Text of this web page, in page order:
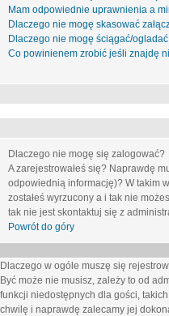
Mam odpowiednie uprawnienia a
Dlaczego nie mogę skasować
Dlaczego nie mogę ściągać/
Co powinienem zrobić jeśli znajdę
Dlaczego nie mogę się zalogować?
A zarejestrowałeś się? Naprawdę
odpowiednią informację)? W takim
zostałeś wyrzucony a i tak nie
tak nie jest skontaktuj się z
Powrót do góry
Dlaczego w ogóle muszę się
Być może nie musisz, zależy to od
funkcji niedostępnych dla gości,
chwilę i naprawdę zalecamy jej